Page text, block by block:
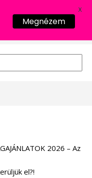
2026 – Az
el?!
Megnézem
X